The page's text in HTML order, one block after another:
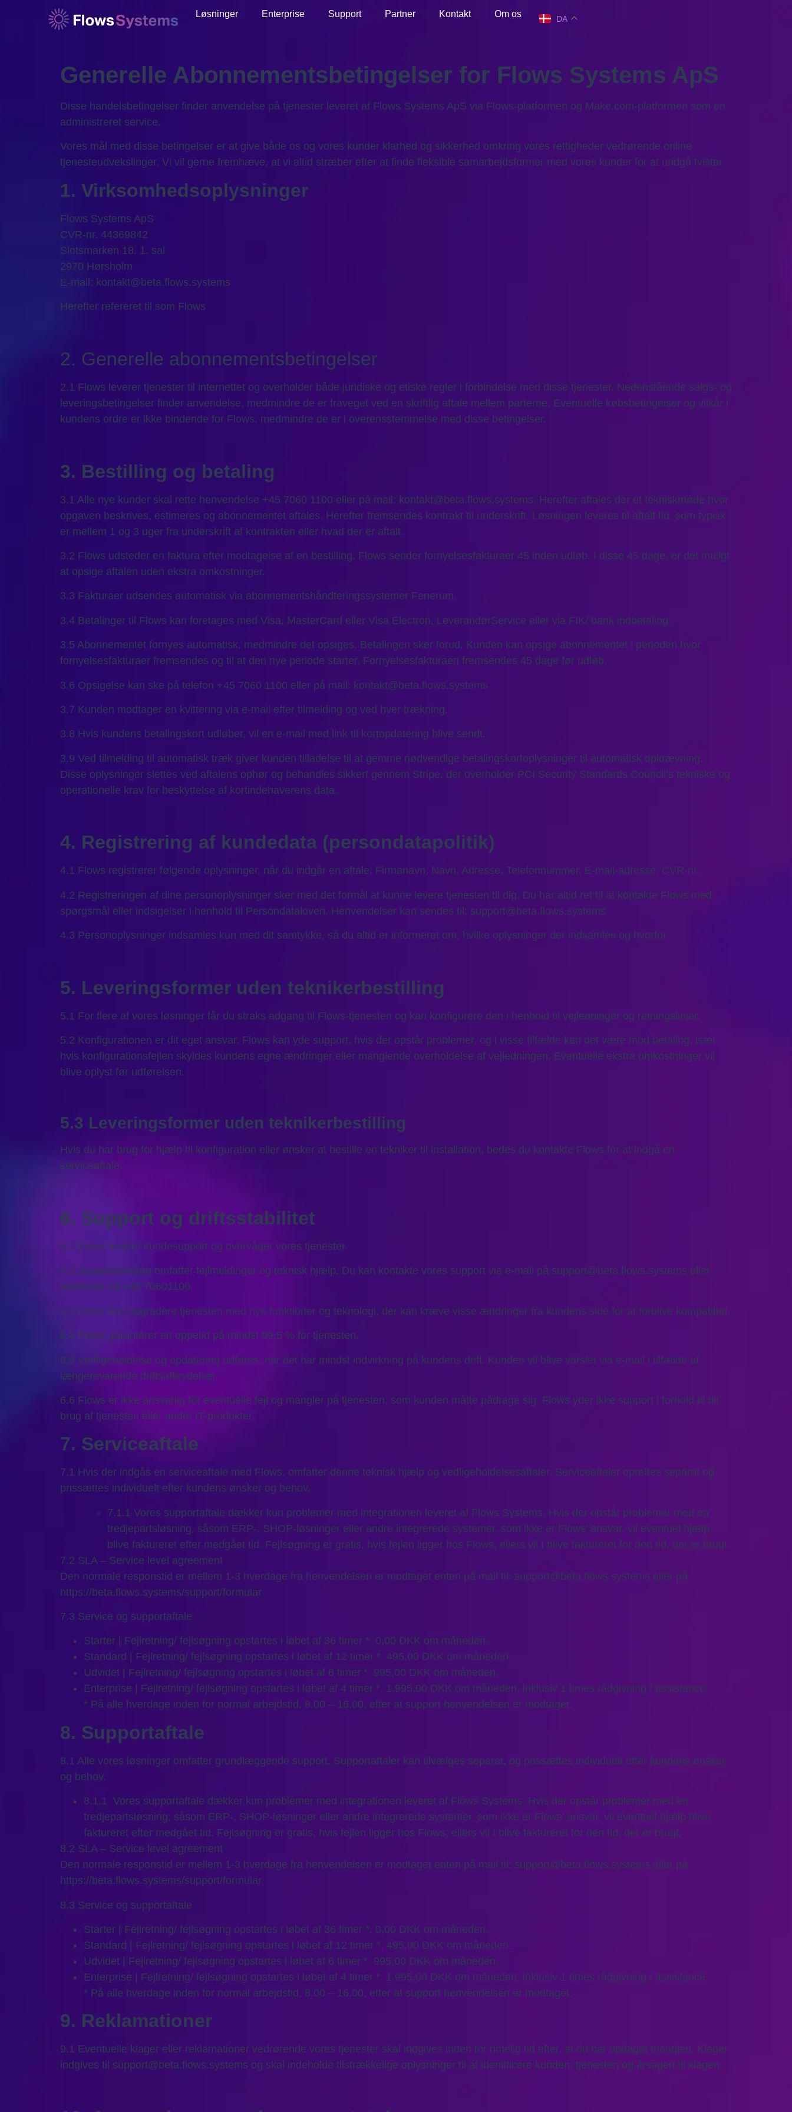
Løsninger Enterprise Support Partner Kontakt Om os DA
Generelle Abonnementsbetingelser for Flows Systems ApS
Disse handelsbetingelser finder anvendelse på tjenester leveret af Flows Systems ApS via Flows-platformen og Make.com-platformen som en
administreret service.
Vores mål med disse betingelser er at give både os og vores kunder klarhed og sikkerhed omkring vores rettigheder vedrørende online
tjenesteudvekslinger. Vi vil gerne fremhæve, at vi altid stræber efter at finde fleksible samarbejdsformer med vores kunder for at undgå tvister.
1. Virksomhedsoplysninger
Flows Systems ApS
CVR-nr. 44369842
Slotsmarken 18. 1. sal
2970 Hørsholm
E-mail: kontakt@beta.flows.systems
Herefter refereret til som Flows
2. Generelle abonnementsbetingelser
2.1 Flows leverer tjenester til internettet og overholder både juridiske og etiske regler i forbindelse med disse tjenester. Nedenstående salgs- og
leveringsbetingelser finder anvendelse, medmindre de er fraveget ved en skriftlig aftale mellem parterne. Eventuelle købsbetingelser og vilkår i
kundens ordre er ikke bindende for Flows, medmindre de er i overensstemmelse med disse betingelser.
3. Bestilling og betaling
3.1 Alle nye kunder skal rette henvendelse +45 7060 1100 eller på mail: kontakt@beta.flows.systems. Herefter aftales der et tekniskmøde hvor
opgaven beskrives, estimeres og abonnementet aftales. Herefter fremsendes kontrakt til underskrift. Løsningen leveres til aftalt tid, som typisk
er mellem 1 og 3 uger fra underskrift af kontrakten eller hvad der er aftalt.
3.2 Flows udsteder en faktura efter modtagelse af en bestilling. Flows sender fornyelsesfakturaer 45 inden udløb. I disse 45 dage, er det muligt
at opsige aftalen uden ekstra omkostninger.
3.3 Fakturaer udsendes automatisk via abonnementshåndteringssystemer Fenerum.
3.4 Betalinger til Flows kan foretages med Visa, MasterCard eller Visa Electron, LeverandørService eller via FIK/ bank indbetaling.
3.5 Abonnementet fornyes automatisk, medmindre det opsiges. Betalingen sker forud. Kunden kan opsige abonnementet i perioden hvor
fornyelsesfakturaer fremsendes og til at den nye periode starter. Fornyelsesfakturaen fremsendes 45 dage før udløb.
3.6 Opsigelse kan ske på telefon +45 7060 1100 eller på mail: kontakt@beta.flows.systems
3.7 Kunden modtager en kvittering via e-mail efter tilmelding og ved hver trækning.
3.8 Hvis kundens betalingskort udløber, vil en e-mail med link til kortopdatering blive sendt.
3.9 Ved tilmelding til automatisk træk giver kunden tilladelse til at gemme nødvendige betalingskortoplysninger til automatisk opkrævning.
Disse oplysninger slettes ved aftalens ophør og behandles sikkert gennem Stripe, der overholder PCI Security Standards Council’s tekniske og
operationelle krav for beskyttelse af kortindehaverens data.
4. Registrering af kundedata (persondatapolitik)
4.1 Flows registrerer følgende oplysninger, når du indgår en aftale: Firmanavn, Navn, Adresse, Telefonnummer, E-mail-adresse, CVR-nr.
4.2 Registreringen af dine personoplysninger sker med det formål at kunne levere tjenesten til dig. Du har altid ret til at kontakte Flows med
spørgsmål eller indsigelser i henhold til Persondataloven. Henvendelser kan sendes til: support@beta.flows.systems
4.3 Personoplysninger indsamles kun med dit samtykke, så du altid er informeret om, hvilke oplysninger der indsamles og hvorfor.
5. Leveringsformer uden teknikerbestilling
5.1 For flere af vores løsninger får du straks adgang til Flows-tjenesten og kan konfigurere den i henhold til vejledninger og retningslinjer.
5.2 Konfigurationen er dit eget ansvar. Flows kan yde support, hvis der opstår problemer, og i visse tilfælde kan det være mod betaling, især
hvis konfigurationsfejlen skyldes kundens egne ændringer eller manglende overholdelse af vejledningen. Eventuelle ekstra omkostninger vil
blive oplyst før udførelsen.
5.3 Leveringsformer uden teknikerbestilling
Hvis du har brug for hjælp til konfiguration eller ønsker at bestille en tekniker til installation, bedes du kontakte Flows for at indgå en
serviceaftale.
6. Support og driftsstabilitet
6.1 Flows leverer kundesupport og overvåger vores tjenester.
6.2 Supportydelsen omfatter fejlmeldinger og teknisk hjælp. Du kan kontakte vores support via e-mail på support@beta.flows.systems eller
telefonisk på +45 70601100.
6.3 Flows kan opgradere tjenesten med nye funktioner og teknologi, der kan kræve visse ændringer fra kundens side for at forblive kompatibel.
6.4 Flows garanterer en oppetid på mindst 99,5 % for tjenesten.
6.5 Vedligeholdelse og opdatering udføres, når det har mindst indvirkning på kundens drift. Kunden vil blive varslet via e-mail i tilfælde af
længerevarende driftsafbrydelser.
6.6 Flows er ikke ansvarlig for eventuelle fejl og mangler på tjenesten, som kunden måtte pådrage sig. Flows yder ikke support i forhold til dit
brug af tjenesten eller andre IT-produkter.
7. Serviceaftale
7.1 Hvis der indgås en serviceaftale med Flows, omfatter denne teknisk hjælp og vedligeholdelsesaftaler. Serviceaftaler oprettes separat og
prissættes individuelt efter kundens ønsker og behov.
7.1.1 Vores supportaftale dækker kun problemer med integrationen leveret af Flows Systems. Hvis der opstår problemer med en
tredjepartsløsning, såsom ERP-, SHOP-løsninger eller andre integrerede systemer, som ikke er Flows’ ansvar, vil eventuel hjælp
blive faktureret efter medgået tid. Fejlsøgning er gratis, hvis fejlen ligger hos Flows; ellers vil I blive faktureret for den tid, der er brugt.
7.2 SLA – Service level agreement
Den normale responstid er mellem 1-3 hverdage fra henvendelsen er modtaget enten på mail til: support@beta.flows.systems eller på
https://beta.flows.systems/support/formular
7.3 Service og supportaftale
Starter | Fejlretning/ fejlsøgning opstartes i løbet af 36 timer *. 0,00 DKK om måneden.
Standard | Fejlretning/ fejlsøgning opstartes i løbet af 12 timer *. 495,00 DKK om måneden.
Udvidet | Fejlretning/ fejlsøgning opstartes i løbet af 6 timer *. 995,00 DKK om måneden.
Enterprise | Fejlretning/ fejlsøgning opstartes i løbet af 4 timer *. 1.995,00 DKK om måneden, inklusiv 1 times rådgivning / assistance.
* På alle hverdage inden for normal arbejdstid, 8.00 – 16.00, efter at support henvendelsen er modtaget.
8. Supportaftale
8.1 Alle vores løsninger omfatter grundlæggende support. Supportaftaler kan tilvælges separat, og prissættes individuelt efter kundens ønsker
og behov.
8.1.1 Vores supportaftale dækker kun problemer med integrationen leveret af Flows Systems. Hvis der opstår problemer med en
tredjepartsløsning, såsom ERP-, SHOP-løsninger eller andre integrerede systemer, som ikke er Flows’ ansvar, vil eventuel hjælp blive
faktureret efter medgået tid. Fejlsøgning er gratis, hvis fejlen ligger hos Flows; ellers vil I blive faktureret for den tid, der er brugt.
8.2 SLA – Service level agreement
Den normale responstid er mellem 1-3 hverdage fra henvendelsen er modtaget enten på mail til: support@beta.flows.systems eller på
https://beta.flows.systems/support/formular
8.3 Service og supportaftale
Starter | Fejlretning/ fejlsøgning opstartes i løbet af 36 timer *. 0,00 DKK om måneden.
Standard | Fejlretning/ fejlsøgning opstartes i løbet af 12 timer *. 495,00 DKK om måneden.
Udvidet | Fejlretning/ fejlsøgning opstartes i løbet af 6 timer *. 995,00 DKK om måneden.
Enterprise | Fejlretning/ fejlsøgning opstartes i løbet af 4 timer *. 1.995,00 DKK om måneden, inklusiv 1 times rådgivning / assistance.
* På alle hverdage inden for normal arbejdstid, 8.00 – 16.00, efter at support henvendelsen er modtaget.
9. Reklamationer
9.1 Eventuelle klager eller reklamationer vedrørende vores tjenester skal indgives inden for rimelig tid efter, at du har opdaget manglen. Klager
indgives til support@beta.flows.systems og skal indeholde tilstrækkelige oplysninger til at identificere kunden, tjenesten og årsagen til klagen.